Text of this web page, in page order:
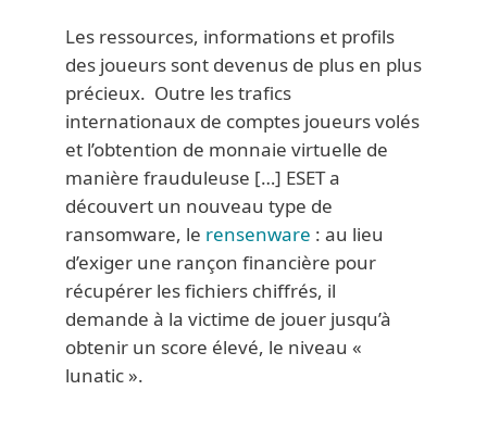
Les ressources, informations et profils
des joueurs sont devenus de plus en plus
précieux. Outre les trafics
internationaux de comptes joueurs volés
et l’obtention de monnaie virtuelle de
manière frauduleuse […] ESET a
découvert un nouveau type de
ransomware, le rensenware : au lieu
d’exiger une rançon financière pour
récupérer les fichiers chiffrés, il
demande à la victime de jouer jusqu’à
obtenir un score élevé, le niveau «
lunatic ».